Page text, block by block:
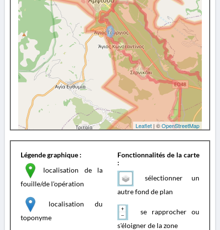
Leaflet | ©OpenStreetMap
Légende graphique :
localisation de la
fouille/de l'opération
localisation du
toponyme
Fonctionnalités de la carte
:
sélectionner un
autre fond de plan
se rapprocher ou
s'éloigner de la zone